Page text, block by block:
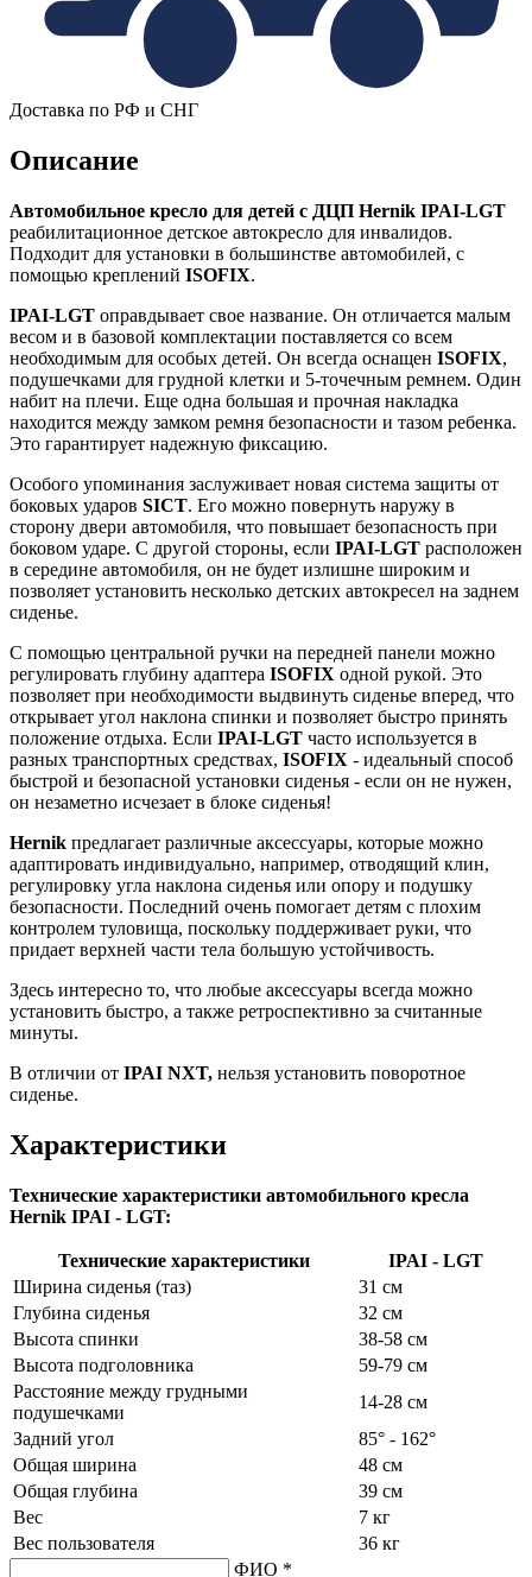
Доставка по РФ и СНГ
Описание
Автомобильное кресло для детей с ДЦП Hernik IPAI-LGT
реабилитационное детское автокресло для инвалидов.
Подходит для установки в большинстве автомобилей, с
помощью креплений ISOFIX.
IPAI-LGT оправдывает свое название. Он отличается малым
весом и в базовой комплектации поставляется со всем
необходимым для особых детей. Он всегда оснащен ISOFIX,
подушечками для грудной клетки и 5-точечным ремнем. Один
набит на плечи. Еще одна большая и прочная накладка
находится между замком ремня безопасности и тазом ребенка.
Это гарантирует надежную фиксацию.
Особого упоминания заслуживает новая система защиты от
боковых ударов SICT. Его можно повернуть наружу в
сторону двери автомобиля, что повышает безопасность при
боковом ударе. С другой стороны, если IPAI-LGT расположен
в середине автомобиля, он не будет излишне широким и
позволяет установить несколько детских автокресел на заднем
сиденье.
С помощью центральной ручки на передней панели можно
регулировать глубину адаптера ISOFIX одной рукой. Это
позволяет при необходимости выдвинуть сиденье вперед, что
открывает угол наклона спинки и позволяет быстро принять
положение отдыха. Если IPAI-LGT часто используется в
разных транспортных средствах, ISOFIX - идеальный способ
быстрой и безопасной установки сиденья - если он не нужен,
он незаметно исчезает в блоке сиденья!
Hernik предлагает различные аксессуары, которые можно
адаптировать индивидуально, например, отводящий клин,
регулировку угла наклона сиденья или опору и подушку
безопасности. Последний очень помогает детям с плохим
контролем туловища, поскольку поддерживает руки, что
придает верхней части тела большую устойчивость.
Здесь интересно то, что любые аксессуары всегда можно
установить быстро, а также ретроспективно за считанные
минуты.
В отличии от IPAI NXT, нельзя установить поворотное
сиденье.
Характеристики
Технические характеристики автомобильного кресла
Hernik IPAI - LGT:
Технические характеристики
IPAI - LGT
Ширина сиденья (таз)
31 см
Глубина сиденья
32 см
Высота спинки
38-58 см
Высота подголовника
59-79 см
Расстояние между грудными
подушечками
14-28 см
Задний угол
85° - 162°
Общая ширина
48 см
Общая глубина
39 см
Вес
7 кг
Вес пользователя
36 кг
ФИО *